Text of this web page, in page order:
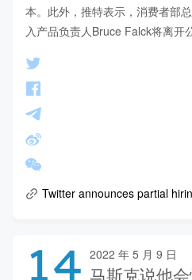
本。此外，推特表示，消费者部
入产品负责人Bruce Falck将离开
Twitter announces partial
14 2022 年 5 月 9 日
马斯克说他